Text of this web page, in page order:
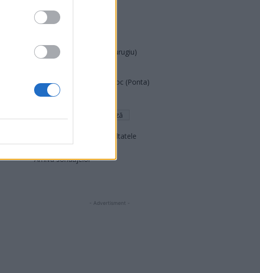
PNȚCD (Pavelescu)
Partidul Patrioților (Surugiu)
România pe Primul Loc (Ponta)
Altul
Arată rezultatele
Arhiva sondajelor
- Advertisment -